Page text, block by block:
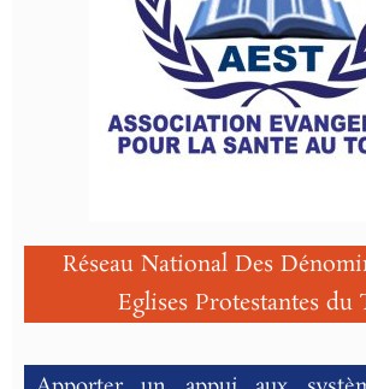
Réseau National Des
Eglises Protestantes du